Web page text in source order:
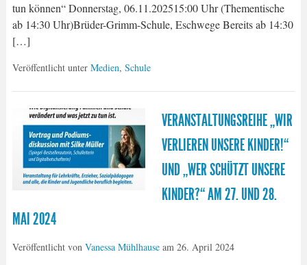
tun können“ Donnerstag, 06.11.202515:00 Uhr (Thementische
ab 14:30 Uhr)Brüder-Grimm-Schule, Eschwege Bereits ab 14:30
[…]
Veröffentlicht unter Medien, Schule
VERANSTALTUNGSREIHE „WIR
VERLIEREN UNSERE KINDER!“
UND „WER SCHÜTZT UNSERE
KINDER?“ AM 27. UND 28.
MAI 2024
Veröffentlicht von Vanessa Mühlhauseam 26. April 2024